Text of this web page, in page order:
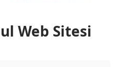
Web Sitesi